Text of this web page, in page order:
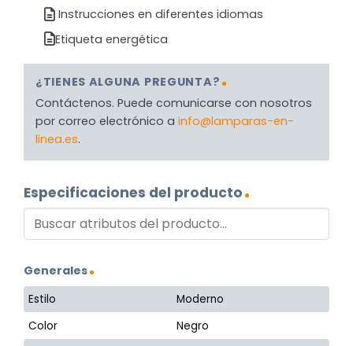
Instrucciones en diferentes idiomas
Etiqueta energética
¿TIENES ALGUNA PREGUNTA?
Contáctenos. Puede comunicarse con nosotros
por correo electrónico a info@lamparas-en-
linea.es.
Especificaciones del producto
Generales
Estilo
Moderno
Color
Negro